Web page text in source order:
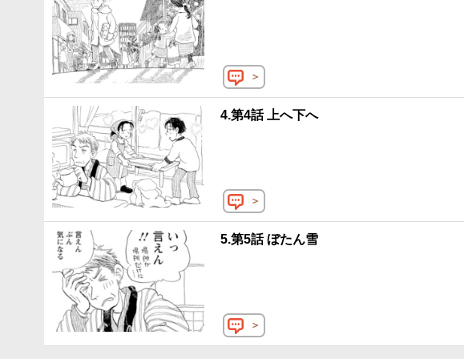
＞
4.第4話 上へ下へ
＞
5.第5話 ぼたん雪
＞